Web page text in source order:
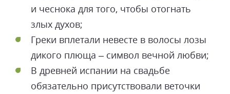
и чеснока для того, чтобы отогнать
злых духов;
Греки вплетали невесте в волосы лозы
дикого плюща – символ вечной любви;
В древней испании на свадьбе
обязательно присутствовали веточки